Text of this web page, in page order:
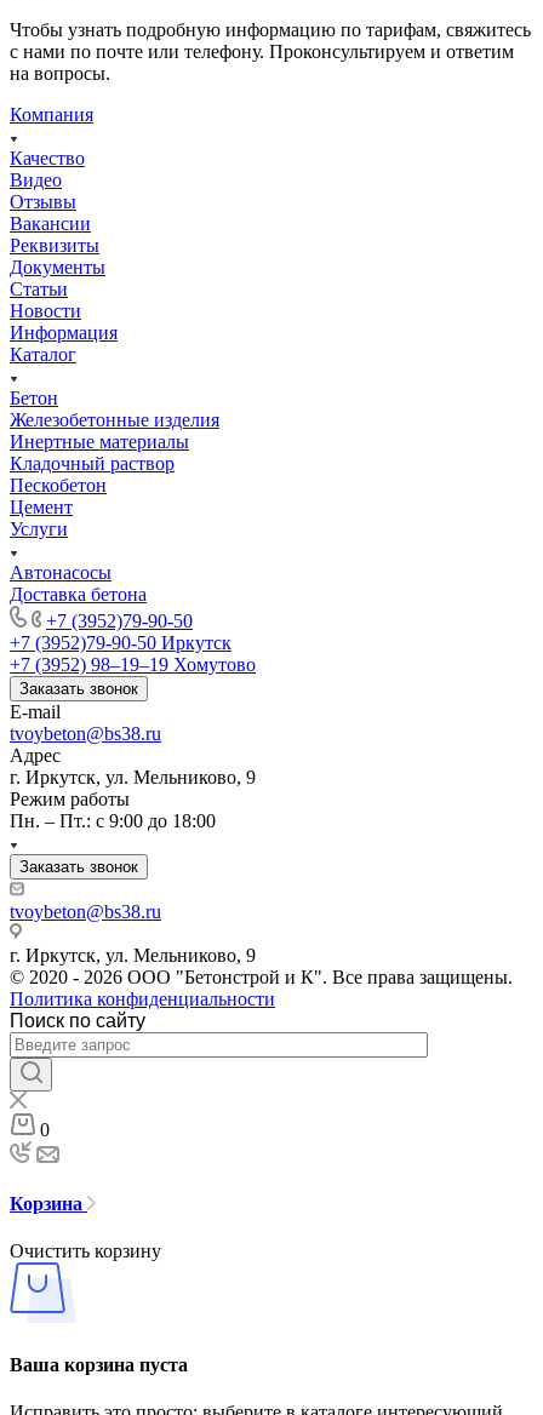
Чтобы узнать подробную информацию по тарифам, свяжитесь
с нами по почте или телефону. Проконсультируем и ответим
на вопросы.
Компания
Качество
Видео
Отзывы
Вакансии
Реквизиты
Документы
Статьи
Новости
Информация
Каталог
Бетон
Железобетонные изделия
Инертные материалы
Кладочный раствор
Пескобетон
Цемент
Услуги
Автонасосы
Доставка бетона
+7 (3952)79-90-50
+7 (3952)79-90-50 Иркутск
+7 (3952) 98‒19‒19 Хомутово
Заказать звонок
E-mail
tvoybeton@bs38.ru
Адрес
г. Иркутск, ул. Мельниково, 9
Режим работы
Пн. – Пт.: с 9:00 до 18:00
Заказать звонок
tvoybeton@bs38.ru
г. Иркутск, ул. Мельниково, 9
© 2020 - 2026 ООО "Бетонстрой и К". Все права защищены.
Политика конфиденциальности
Поиск по сайту
0
Корзина
Очистить корзину
Ваша корзина пуста